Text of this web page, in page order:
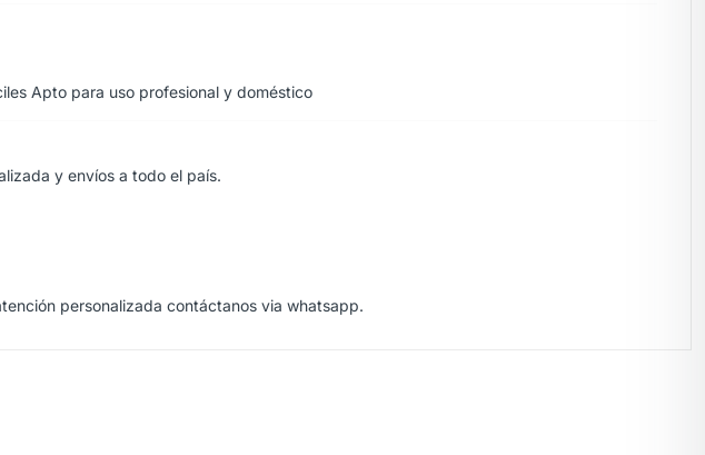
Apto para uso profesional y doméstico
y envíos a todo el país.
personalizada contáctanos via whatsapp.